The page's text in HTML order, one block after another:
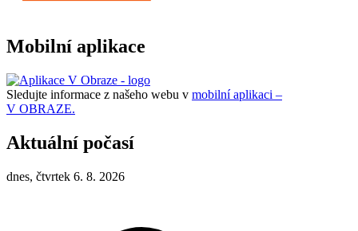
Mobilní aplikace
Sledujte informace z našeho webu v mobilní aplikaci –
V OBRAZE.
Aktuální počasí
dnes, čtvrtek 6. 8. 2026